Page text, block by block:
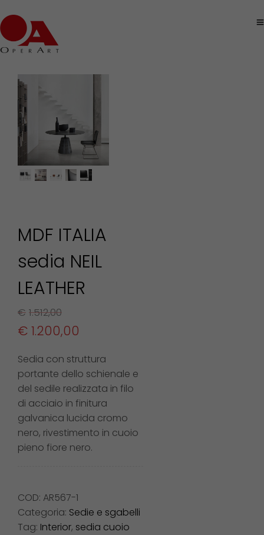
MDF ITALIA
sedia NEIL
LEATHER
€ 1.512,00
€ 1.200,00
Sedia con struttura
portante dello schienale e
del sedile realizzata in filo
di acciaio in finitura
galvanica lucida cromo
nero, rivestimento in cuoio
pieno fiore nero.
COD: AR567-1
Categoria: Sedie e sgabelli
Tag: Interior, sedia cuoio